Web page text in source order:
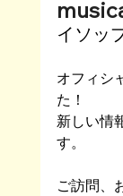
イソッ
オフィシ
た！
新しい情
す。
ご訪問、